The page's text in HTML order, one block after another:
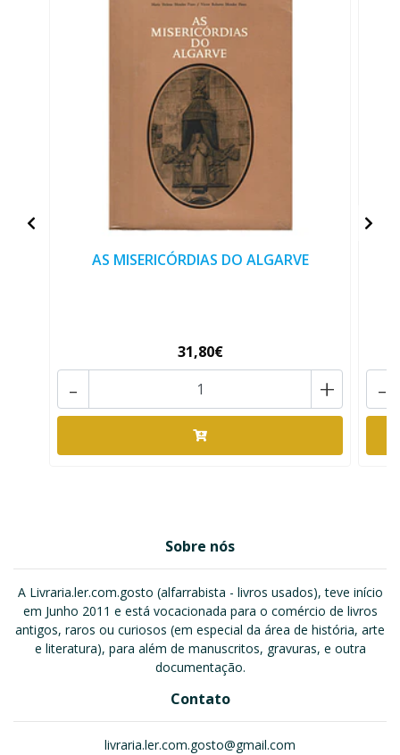
AS MISERICÓRDIAS DO ALGARVE
31,80€
+
- -
Sobre nós
A Livraria.ler.com.gosto (alfarrabista - livros usados), teve início
em Junho 2011 e está vocacionada para o comércio de livros
antigos, raros ou curiosos (em especial da área de história, arte
e literatura), para além de manuscritos, gravuras, e outra
documentação.
Contato
livraria.ler.com.gosto@gmail.com